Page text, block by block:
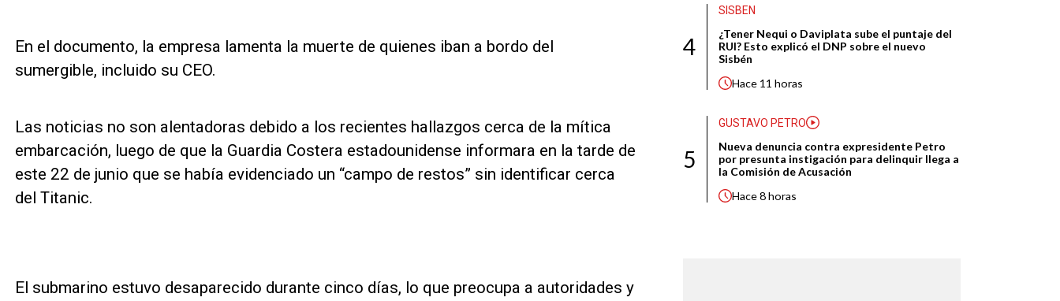
En el documento, la empresa lamenta la muerte de quienes iban a bordo del
sumergible, incluido su CEO.
Las noticias no son alentadoras debido a los recientes hallazgos cerca de la mítica
embarcación, luego de que la Guardia Costera estadounidense informara en la tarde de
este 22 de junio que se había evidenciado un “campo de restos” sin identificar cerca
del Titanic.
El submarino estuvo desaparecido durante cinco días, lo que preocupa a autoridades y
4
SISBEN
¿Tener Nequi o Daviplata sube el puntaje del
RUI? Esto explicó el DNP sobre el nuevo
Sisbén
Hace 11 horas
5
GUSTAVO PETRO
Nueva denuncia contra expresidente Petro
por presunta instigación para delinquir llega a
la Comisión de Acusación
Hace8 horas